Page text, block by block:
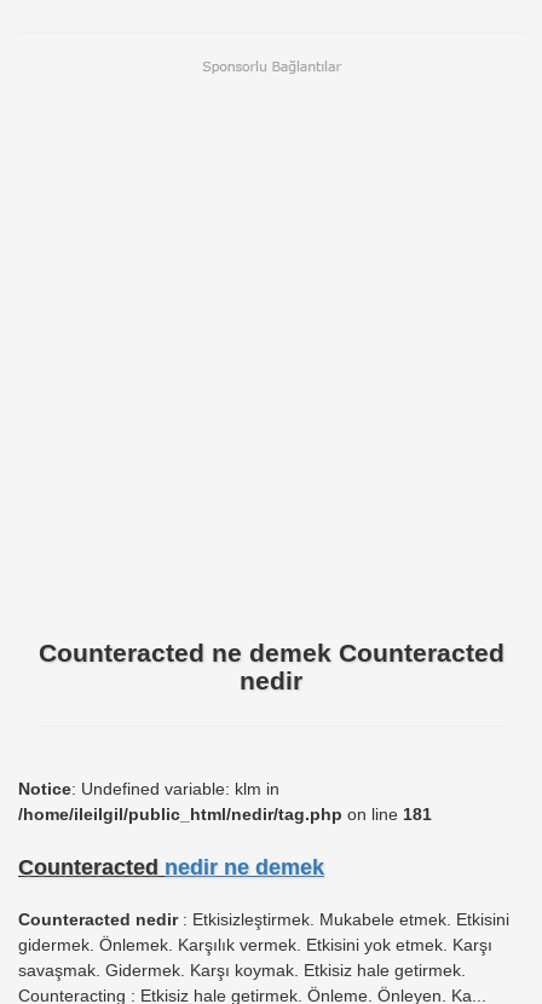
Counteracted ne demek Counteracted
nedir
Notice: Undefined variable: klm in
/home/ileilgil/public_html/nedir/tag.php on line 181
Counteracted nedir ne demek
Counteracted nedir: Etkisizleştirmek. Mukabele etmek. Etkisini
gidermek. Önlemek. Karşılık vermek. Etkisini yok etmek. Karşı
savaşmak. Gidermek. Karşı koymak. Etkisiz hale getirmek.
Counteracting : Etkisiz hale getirmek. Önleme. Önleyen. Ka...